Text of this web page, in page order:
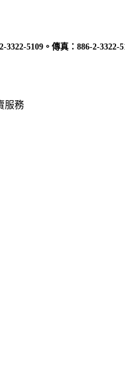
3322-5109。傳真： 886-2-3322-
服務